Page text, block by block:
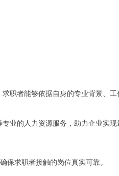
者能够依据自身的专业背景、
业的人力资源服务，助力企业实
保求职者接触的岗位真实可靠。